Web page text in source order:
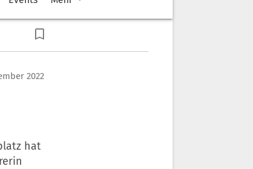
2022
hat